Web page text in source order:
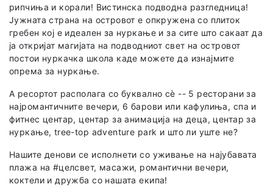
рипчиња и корали! Вистинска подводна разгледница!
Јужната страна на островот е опкружена со плиток
гребен кој е идеален за нуркање и за сите што сакаат да
ја откријат магијата на подводниот свет на островот
постои нуркачка школа каде можете да изнајмите
опрема за нуркање.
А ресортот располага со буквално сѐ -- 5 ресторани за
најромантичните вечери, 6 барови или кафулиња, спа и
фитнес центар, центар за анимација на деца, центар за
нуркање, tree-top adventure park и што ли уште не?
Нашите денови се исполнети со уживање на најубавата
плажа на #целсвет, масажи, романтични вечери,
коктели и дружба со нашата екипа!